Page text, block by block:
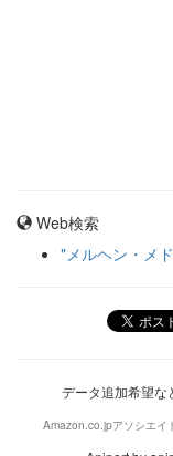
Web検索
"メルヘン・メ
データ追加希望な
Amazon.co.jpアソシエイ